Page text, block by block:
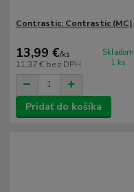
Contrastic: Contrastic (MC)
13,99 €/ks
11,37 € bez DPH
Skladom
1 ks
Pridať do košíka